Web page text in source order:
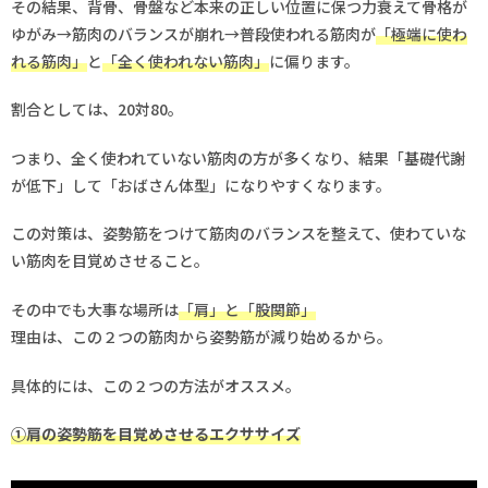
その結果、背骨、骨盤など本来の正しい位置に保つ力衰えて骨格が
ゆがみ→筋肉のバランスが崩れ→普段使われる筋肉が「極端に使わ
れる筋肉」と「全く使われない筋肉」に偏ります。
割合としては、20対80｡
つまり、全く使われていない筋肉の方が多くなり、結果「基礎代謝
が低下」して「おばさん体型」になりやすくなります。
この対策は、姿勢筋をつけて筋肉のバランスを整えて、使わていな
い筋肉を目覚めさせること。
その中でも大事な場所は「肩」と「股関節」
理由は、この２つの筋肉から姿勢筋が減り始めるから。
具体的には、この２つの方法がオススメ。
①肩の姿勢筋を目覚めさせるエクササイズ